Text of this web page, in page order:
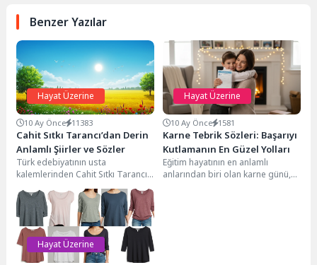
Benzer Yazılar
Hayat Üzerine
10 Ay Önce 11383
Cahit Sıtkı Tarancı’dan Derin
Anlamlı Şiirler ve Sözler
Türk edebiyatının usta
kalemlerinden Cahit Sıtkı Tarancı,
1910 yılında Diyarbakır'da
dünyaya gelmiş ve kısa ömrüne...
Hayat Üzerine
10 Ay Önce 1581
Karne Tebrik Sözleri: Başarıyı
Kutlamanın En Güzel Yolları
Eğitim hayatının en anlamlı
anlarından biri olan karne günü,
Hayat Üzerine